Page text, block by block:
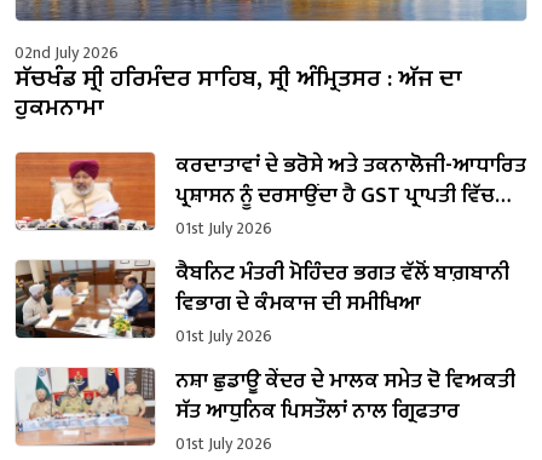
02nd July 2026
ਸੱਚਖੰਡ ਸ੍ਰੀ ਹਰਿਮੰਦਰ ਸਾਹਿਬ, ਸ੍ਰੀ ਅੰਮ੍ਰਿਤਸਰ : ਅੱਜ ਦਾ
ਹੁਕਮਨਾਮਾ
ਕਰਦਾਤਾਵਾਂ ਦੇ ਭਰੋਸੇ ਅਤੇ ਤਕਨਾਲੋਜੀ-ਆਧਾਰਿਤ
ਪ੍ਰਸ਼ਾਸਨ ਨੂੰ ਦਰਸਾਉਂਦਾ ਹੈ GST ਪ੍ਰਾਪਤੀ ਵਿੱਚ
ਪੰਜਾਬ ਵੱਲੋਂ ਦਰਜ਼ 24.45% ਦਾ ਸ਼ਾਨਦਾਰ ਵਾਧਾ:
ਹਰਪਾਲ ਚੀਮਾ
01st July 2026
ਕੈਬਨਿਟ ਮੰਤਰੀ ਮੋਹਿੰਦਰ ਭਗਤ ਵੱਲੋਂ ਬਾਗ਼ਬਾਨੀ
ਵਿਭਾਗ ਦੇ ਕੰਮਕਾਜ ਦੀ ਸਮੀਖਿਆ
01st July 2026
ਨਸ਼ਾ ਛੁਡਾਊ ਕੇਂਦਰ ਦੇ ਮਾਲਕ ਸਮੇਤ ਦੋ ਵਿਅਕਤੀ
ਸੱਤ ਆਧੁਨਿਕ ਪਿਸਤੌਲਾਂ ਨਾਲ ਗ੍ਰਿਫਤਾਰ
01st July 2026